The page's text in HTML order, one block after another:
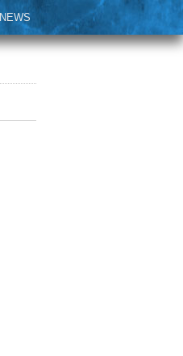
NEWS